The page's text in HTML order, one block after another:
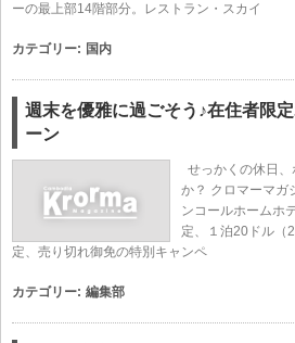
ーの最上部14階部分。レストラン・スカイ
カテゴリー: 国内
週末を優雅に過ごそう♪在住者限
ーン
せっかくの休日
か？ クロマーマガ
ンコールホームホ
定、１泊20ドル（
定、売り切れ御免の特別キャンペ
カテゴリー: 編集部